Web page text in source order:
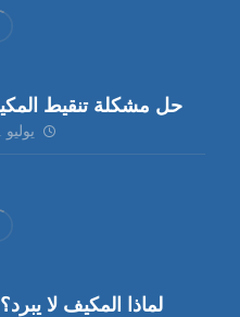
حل مشكلة تنقيط
يوليو 21, 2026
لماذا المكيف لا